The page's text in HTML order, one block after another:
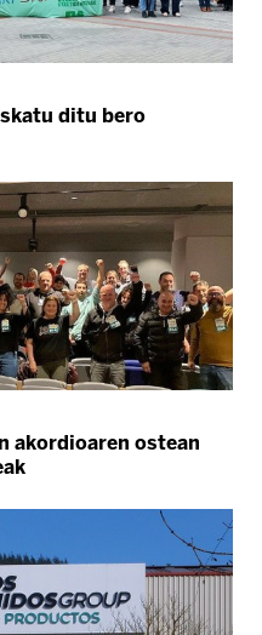
ditu bero
akordioaren ostean